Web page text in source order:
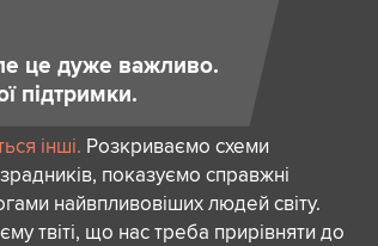
це дуже важливо.
підтримки.
інші. Розкриваємо схеми
показуємо справжні
найвпливовіших людей світу.
твіті, що нас треба прирівняти до